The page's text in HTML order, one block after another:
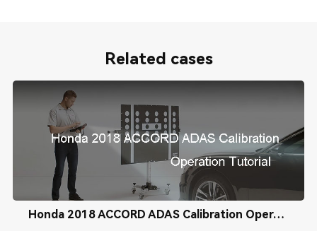
Related cases
Honda 2018 ACCORD ADAS Calibration Operation Tutorial